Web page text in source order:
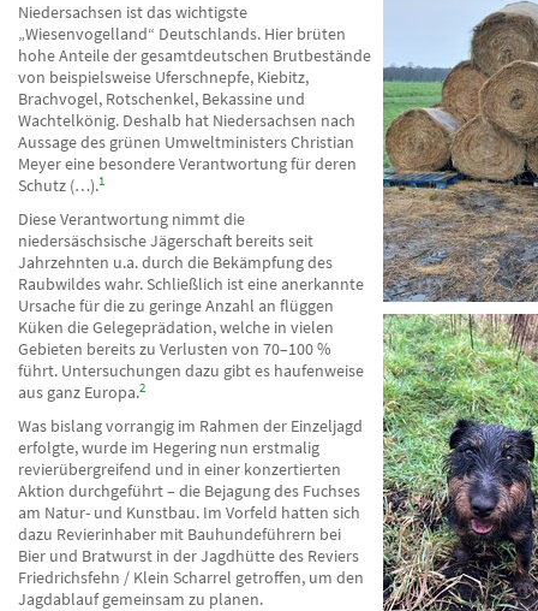
Niedersachsen ist das wichtigste
„Wiesenvogelland“ Deutschlands. Hier brüten
hohe Anteile der gesamtdeutschen Brutbestände
von beispielsweise Uferschnepfe, Kiebitz,
Brachvogel, Rotschenkel, Bekassine und
Wachtelkönig. Deshalb hat Niedersachsen nach
Aussage des grünen Umweltministers Christian
Meyer eine besondere Verantwortung für deren
Schutz (…).1
Diese Verantwortung nimmt die
niedersäschsische Jägerschaft bereits seit
Jahrzehnten u.a. durch die Bekämpfung des
Raubwildes wahr. Schließlich ist eine anerkannte
Ursache für die zu geringe Anzahl an flüggen
Küken die Gelegeprädation, welche in vielen
Gebieten bereits zu Verlusten von 70–100 %
führt. Untersuchungen dazu gibt es haufenweise
aus ganz Europa.2
Was bislang vorrangig im Rahmen der Einzeljagd
erfolgte, wurde im Hegering nun erstmalig
revierübergreifend und in einer konzertierten
Aktion durchgeführt – die Bejagung des Fuchses
am Natur- und Kunstbau. Im Vorfeld hatten sich
dazu Revierinhaber mit Bauhundeführern bei
Bier und Bratwurst in der Jagdhütte des Reviers
Friedrichsfehn / Klein Scharrel getroffen, um den
Jagdablauf gemeinsam zu planen.